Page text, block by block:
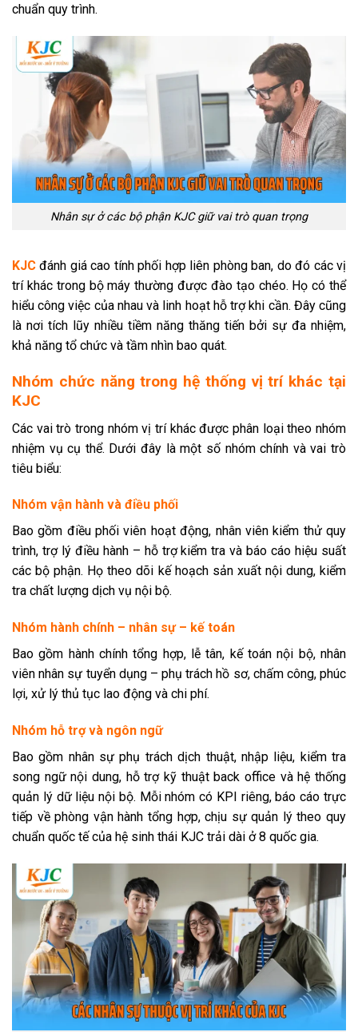
chuẩn quy trình.
Nhân sự ở các bộ phận KJC giữ vai trò quan trọng
KJC đánh giá cao tính phối hợp liên phòng ban, do đó các vị
trí khác trong bộ máy thường được đào tạo chéo. Họ có thể
hiểu công việc của nhau và linh hoạt hỗ trợ khi cần. Đây cũng
là nơi tích lũy nhiều tiềm năng thăng tiến bởi sự đa nhiệm,
khả năng tổ chức và tầm nhìn bao quát.
Nhóm chức năng trong hệ thống vị trí khác tại
KJC
Các vai trò trong nhóm vị trí khác được phân loại theo nhóm
nhiệm vụ cụ thể. Dưới đây là một số nhóm chính và vai trò
tiêu biểu:
Nhóm vận hành và điều phối
Bao gồm điều phối viên hoạt động, nhân viên kiểm thử quy
trình, trợ lý điều hành – hỗ trợ kiểm tra và báo cáo hiệu suất
các bộ phận. Họ theo dõi kế hoạch sản xuất nội dung, kiểm
tra chất lượng dịch vụ nội bộ.
Nhóm hành chính – nhân sự – kế toán
Bao gồm hành chính tổng hợp, lễ tân, kế toán nội bộ, nhân
viên nhân sự tuyển dụng – phụ trách hồ sơ, chấm công, phúc
lợi, xử lý thủ tục lao động và chi phí.
Nhóm hỗ trợ và ngôn ngữ
Bao gồm nhân sự phụ trách dịch thuật, nhập liệu, kiểm tra
song ngữ nội dung, hỗ trợ kỹ thuật back office và hệ thống
quản lý dữ liệu nội bộ. Mỗi nhóm có KPI riêng, báo cáo trực
tiếp về phòng vận hành tổng hợp, chịu sự quản lý theo quy
chuẩn quốc tế của hệ sinh thái KJC trải dài ở 8 quốc gia.